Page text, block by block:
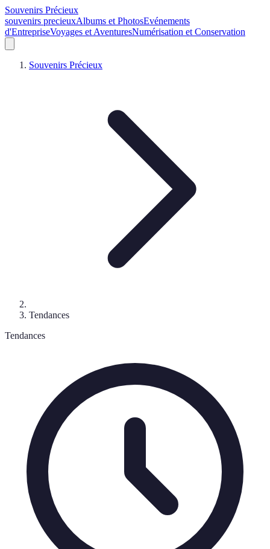
Souvenirs Précieux
souvenirs precieuxAlbums et PhotosEvénements
d'EntrepriseVoyages et AventuresNumérisation et Conservation
Souvenirs Précieux
Tendances
Tendances